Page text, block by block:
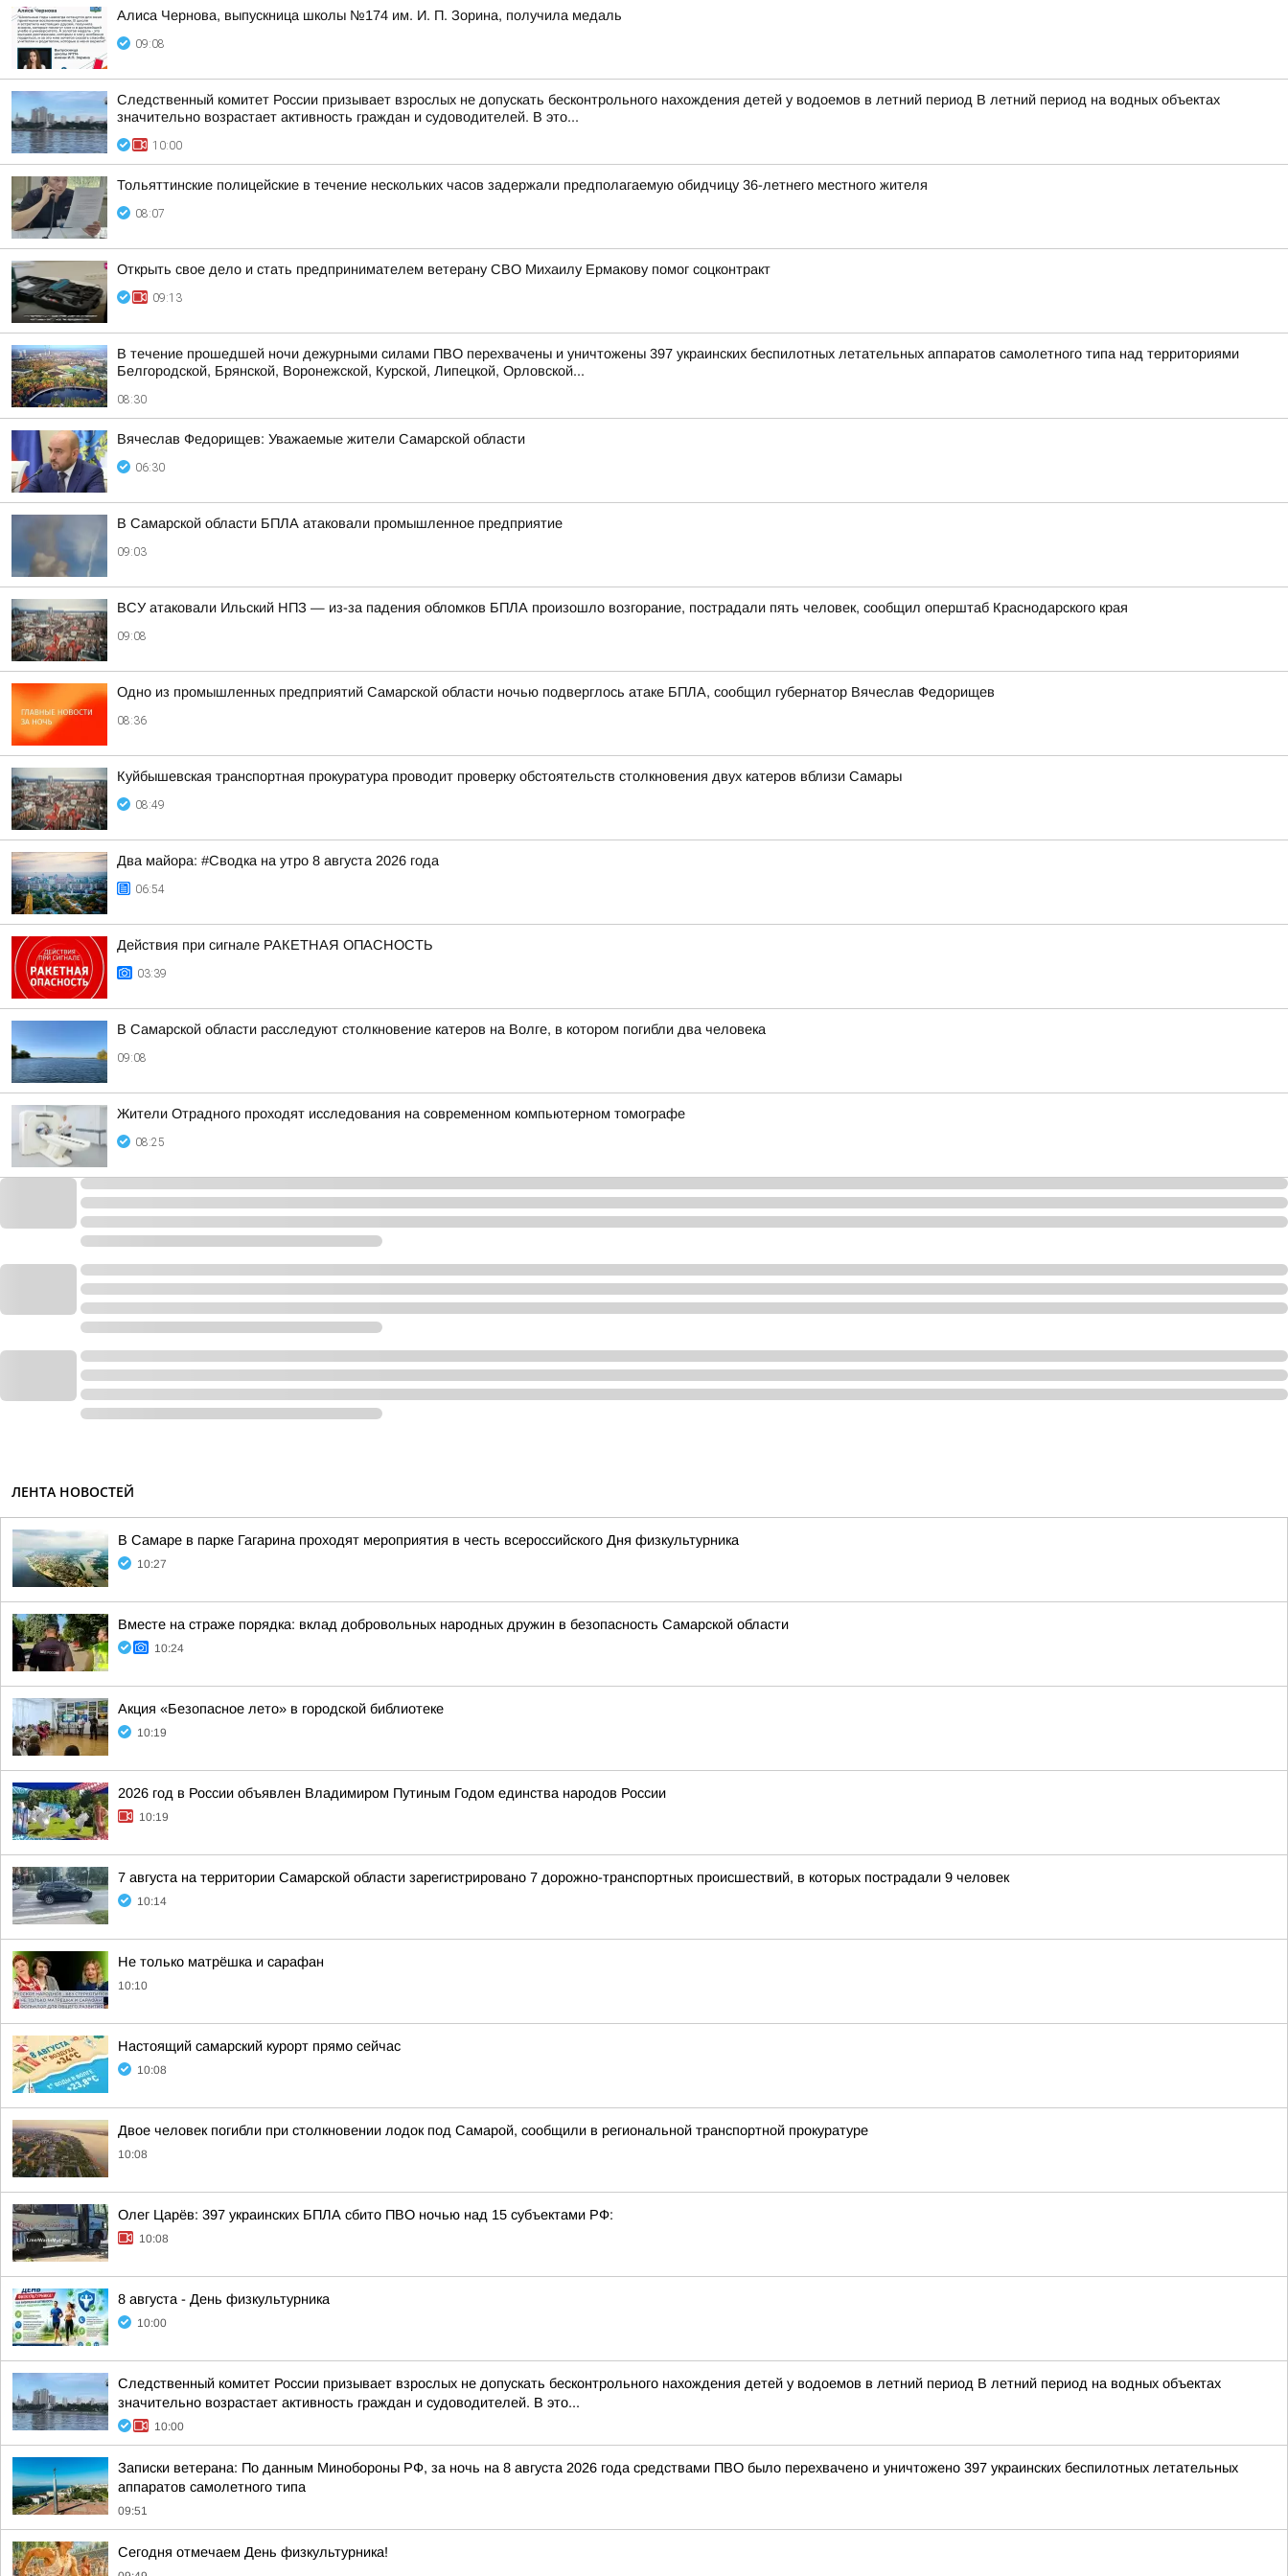
Алиса Чернова, выпускница школы №174 им. И. П. Зорина, получила медаль
09:08
Следственный комитет России призывает взрослых не допускать бесконтрольного нахождения детей у водоемов в летний период В летний период на водных объектах
значительно возрастает активность граждан и судоводителей. В это...
10:00
Тольяттинские полицейские в течение нескольких часов задержали предполагаемую обидчицу 36-летнего местного жителя
08:07
Открыть свое дело и стать предпринимателем ветерану СВО Михаилу Ермакову помог соцконтракт
09:13
В течение прошедшей ночи дежурными силами ПВО перехвачены и уничтожены 397 украинских беспилотных летательных аппаратов самолетного типа над территориями
Белгородской, Брянской, Воронежской, Курской, Липецкой, Орловской...
08:30
Вячеслав Федорищев: Уважаемые жители Самарской области
06:30
В Самарской области БПЛА атаковали промышленное предприятие
09:03
ВСУ атаковали Ильский НПЗ — из-за падения обломков БПЛА произошло возгорание, пострадали пять человек, сообщил оперштаб Краснодарского края
09:08
Одно из промышленных предприятий Самарской области ночью подверглось атаке БПЛА, сообщил губернатор Вячеслав Федорищев
08:36
Куйбышевская транспортная прокуратура проводит проверку обстоятельств столкновения двух катеров вблизи Самары
08:49
Два майора: #Сводка на утро 8 августа 2026 года
06:54
Действия при сигнале РАКЕТНАЯ ОПАСНОСТЬ
03:39
В Самарской области расследуют столкновение катеров на Волге, в котором погибли два человека
09:08
Жители Отрадного проходят исследования на современном компьютерном томографе
08:25
ЛЕНТА НОВОСТЕЙ
В Самаре в парке Гагарина проходят мероприятия в честь всероссийского Дня физкультурника
10:27
Вместе на страже порядка: вклад добровольных народных дружин в безопасность Самарской области
10:24
Акция «Безопасное лето» в городской библиотеке
10:19
2026 год в России объявлен Владимиром Путиным Годом единства народов России
10:19
7 августа на территории Самарской области зарегистрировано 7 дорожно-транспортных происшествий, в которых пострадали 9 человек
10:14
Не только матрёшка и сарафан
10:10
Настоящий самарский курорт прямо сейчас
10:08
Двое человек погибли при столкновении лодок под Самарой, сообщили в региональной транспортной прокуратуре
10:08
Олег Царёв: 397 украинских БПЛА сбито ПВО ночью над 15 субъектами РФ:
10:08
8 августа - День физкультурника
10:00
Следственный комитет России призывает взрослых не допускать бесконтрольного нахождения детей у водоемов в летний период В летний период на водных объектах
значительно возрастает активность граждан и судоводителей. В это...
10:00
Записки ветерана: По данным Минобороны РФ, за ночь на 8 августа 2026 года средствами ПВО было перехвачено и уничтожено 397 украинских беспилотных летательных
аппаратов самолетного типа
09:51
Сегодня отмечаем День физкультурника!